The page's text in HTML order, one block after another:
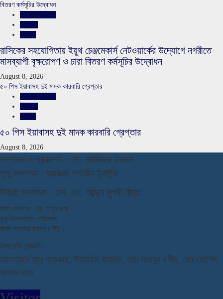
বিতরণ কর্মসূচির উদ্বোধন
রাসিকের সহযোগিতায় ইয়ুথ চেঞ্জমেকার্স নেটওয়ার্কের উদ্যোগে নগরীতে
মাসব্যাপী বৃক্ষরোপণ ও চারা বিতরণ কর্মসূচির উদ্বোধন
August 8, 2026
৫০ পিস ইয়াবাসহ দুই মাদক কারবারি গ্রেপ্তার
৫০ পিস ইয়াবাসহ দুই মাদক কারবারি গ্রেপ্তার
August 8, 2026
সম্পাদক ও প্রকাশক : মো: আজিবার রহমান
যুগ্ম সম্পাদক : আজিমা পারভীন টুকটুকি
নির্বাহী সম্পাদক : এস. এম. আব্দুল মুগনী নীরো
বার্তা সম্পাদক : মো: মাসুদ রানা
যুগ্ম-ব্যবস্থাপনা পরিচালক :
কাজী আসাদুর রহমান ( টিটু )
উপদেষ্টা মন্ডলী:-
আলহাজ্ব আবু বাক্কার, ইব্রাহিম হায়দার, মোঃ মামনুর রশীদ, মোঃ মোর্শেদ
কামাল রানা